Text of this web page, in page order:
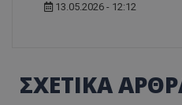
13.05.2026 - 12:12
ΣΧΕΤΙΚΑ